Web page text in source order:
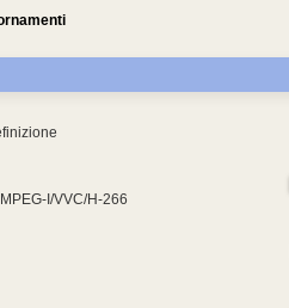
I/VVC/H-266